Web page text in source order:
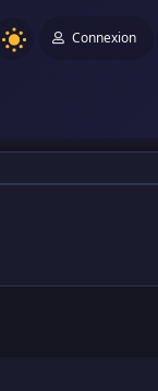
Connexion